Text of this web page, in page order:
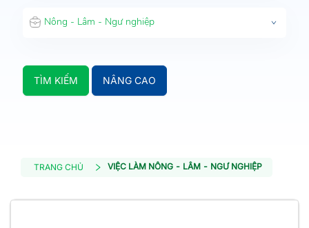
Nông - Lâm - Ngư nghiệp
TÌM KIẾM NÂNG CAO
TRANG CHỦ VIỆC LÀM NÔNG - LÂM - NGƯ NGHIỆP